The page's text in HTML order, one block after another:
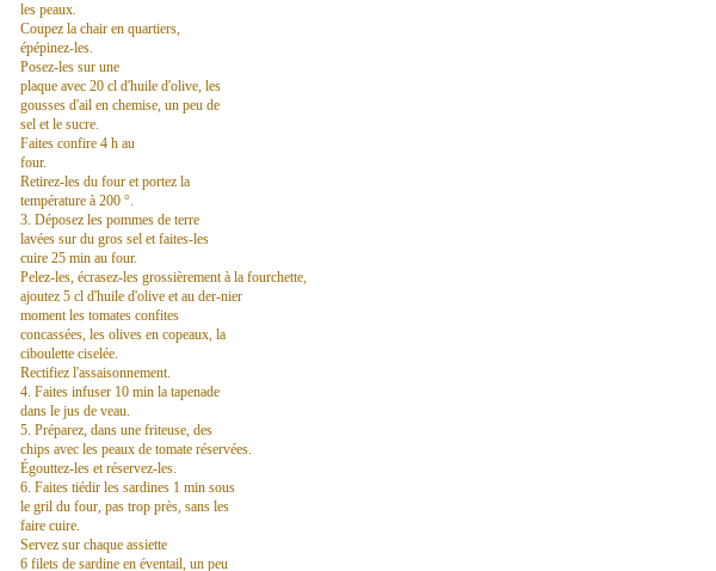
les peaux.
Coupez la chair en quartiers,
épépinez-les.
Posez-les sur une
plaque avec 20 cl d'huile d'olive, les
gousses d'ail en chemise, un peu de
sel et le sucre.
Faites confire 4 h au
four.
Retirez-les du four et portez la
température à 200 °.
3. Déposez les pommes de terre
lavées sur du gros sel et faites-les
cuire 25 min au four.
Pelez-les, écrasez-les grossièrement à la fourchette,
ajoutez 5 cl d'huile d'olive et au der-nier
moment les tomates confites
concassées, les olives en copeaux, la
ciboulette ciselée.
Rectifiez l'assaisonnement.
4. Faites infuser 10 min la tapenade
dans le jus de veau.
5. Préparez, dans une friteuse, des
chips avec les peaux de tomate réservées.
Égouttez-les et réservez-les.
6. Faites tiédir les sardines 1 min sous
le gril du four, pas trop près, sans les
faire cuire.
Servez sur chaque assiette
6 filets de sardine en éventail, un peu